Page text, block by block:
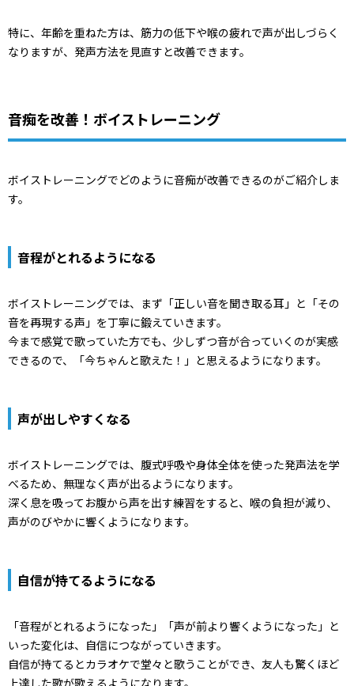
特に、年齢を重ねた方は、筋力の低下や喉の疲れで声が出しづらく
なりますが、発声方法を見直すと改善できます。
音痴を改善！ボイストレーニング
ボイストレーニングでどのように音痴が改善できるのがご紹介しま
す。
音程がとれるようになる
ボイストレーニングでは、まず「正しい音を聞き取る耳」と「その
音を再現する声」を丁寧に鍛えていきます。
今まで感覚で歌っていた方でも、少しずつ音が合っていくのが実感
できるので、「今ちゃんと歌えた！」と思えるようになります。
声が出しやすくなる
ボイストレーニングでは、腹式呼吸や身体全体を使った発声法を学
べるため、無理なく声が出るようになります。
深く息を吸ってお腹から声を出す練習をすると、喉の負担が減り、
声がのびやかに響くようになります。
自信が持てるようになる
「音程がとれるようになった」「声が前より響くようになった」と
いった変化は、自信につながっていきます。
自信が持てるとカラオケで堂々と歌うことができ、友人も驚くほど
上達した歌が歌えるようになります。